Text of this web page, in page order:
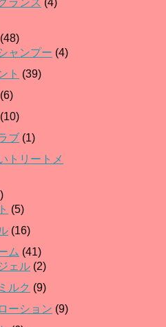
ランス (4)
(48)
ャンプー (4)
ト (39)
(6)
(10)
ブ (1)
トリートメ
(5)
(16)
ム (41)
ェル (2)
ルク (9)
ーション (9)